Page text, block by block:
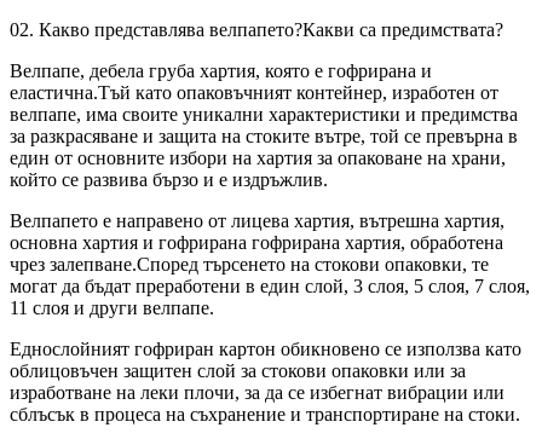
02. Какво представлява велпапето?Какви са предимствата?
Велпапе, дебела груба хартия, която е гофрирана и
еластична.Тъй като опаковъчният контейнер, изработен от
велпапе, има своите уникални характеристики и предимства
за разкрасяване и защита на стоките вътре, той се превърна в
един от основните избори на хартия за опаковане на храни,
който се развива бързо и е издръжлив.
Велпапето е направено от лицева хартия, вътрешна хартия,
основна хартия и гофрирана гофрирана хартия, обработена
чрез залепване.Според търсенето на стокови опаковки, те
могат да бъдат преработени в един слой, 3 слоя, 5 слоя, 7 слоя,
11 слоя и други велпапе.
Еднослойният гофриран картон обикновено се използва като
облицовъчен защитен слой за стокови опаковки или за
изработване на леки плочи, за да се избегнат вибрации или
сблъсък в процеса на съхранение и транспортиране на стоки.